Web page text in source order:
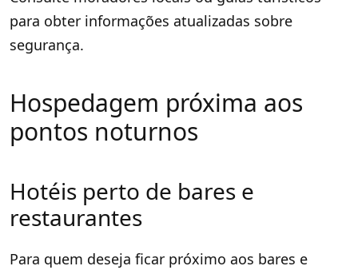
para obter informações atualizadas sobre
segurança.
Hospedagem próxima aos
pontos noturnos
Hotéis perto de bares e
restaurantes
Para quem deseja ficar próximo aos bares e